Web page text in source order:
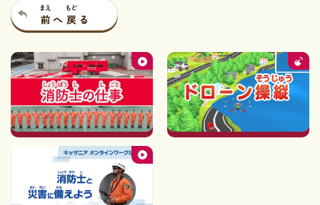
前
まえ
へ 戻
もど
る
動画・ゲームコンテンツ一覧
消防士の仕事 ドローン操縦
消防士と災害に備えよう